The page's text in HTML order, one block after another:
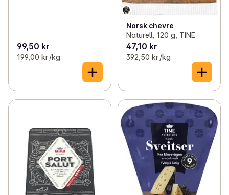
99,50 kr
199,00 kr /kg
Norsk chevre
Naturell, 120 g, TINE
47,10 kr
392,50 kr /kg